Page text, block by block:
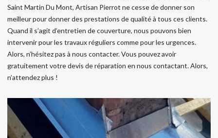
Saint Martin Du Mont, Artisan Pierrot ne cesse de donner son
meilleur pour donner des prestations de qualité à tous ces clients.
Quand il s’agit d’entretien de couverture, nous pouvons bien
intervenir pour les travaux réguliers comme pour les urgences.
Alors, n’hésitez pas à nous contacter. Vous pouvez avoir
gratuitement votre devis de réparation en nous contactant. Alors,
n’attendez plus !